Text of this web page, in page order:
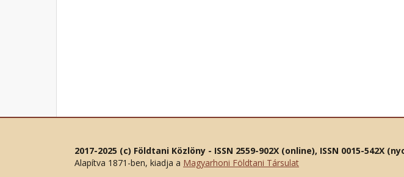
2017-2025 (c) Földtani Közlöny - ISSN 2559-902X (online), ISSN 0015-542X
Alapítva 1871-ben, kiadja a Magyarhoni Földtani Társulat